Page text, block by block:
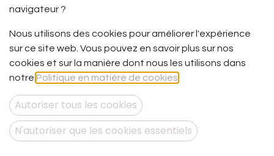
Parfaite dans son
imperfection - Pendentif
cupules articulées
Parce que nous sommes uniques et imparfaites …
Mais tellement parfaites quand nous sommes juste
nous-mêmes.
navigateur ?
Nous utilisons des cookies pour améliorer l'expérience
sur ce site web. Vous pouvez en savoir plus sur nos
cookies et sur la manière dont nous les utilisons dans
notre Politique en matière de cookies
Autoriser tous les cookies
N'autoriser que les cookies essentiels